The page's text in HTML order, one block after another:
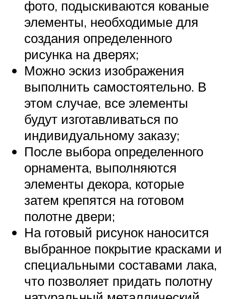
фото, подыскиваются кованые
элементы, необходимые для
создания определенного
рисунка на дверях;
Можно эскиз изображения
выполнить самостоятельно. В
этом случае, все элементы
будут изготавливаться по
индивидуальному заказу;
После выбора определенного
орнамента, выполняются
элементы декора, которые
затем крепятся на готовом
полотне двери;
На готовый рисунок наносится
выбранное покрытие красками и
специальными составами лака,
что позволяет придать полотну